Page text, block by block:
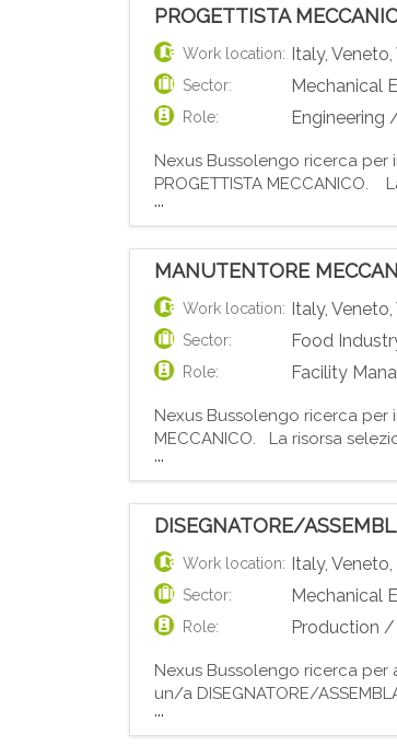
PROGETTISTA
Work location: Italy,Veneto,
Sector: Mechanical
Role: Engineering
Nexus Bussolengo ricerca
PROGETTISTA
Realizzazione di disegni
...
MANUTENTORE
Work location: Italy,Veneto,
Sector: Food
Role: Facility
Nexus Bussolengo ricerca
MECCANICO. La risorsa
funzionamento dei
...
DISEGNATORE/
Work location: Italy,Veneto,
Sector: Mechanical
Role: Production /
Nexus Bussolengo ricerca
un/a DISEGNATORE/
AutoCAD 2D/3D; - supporto
...